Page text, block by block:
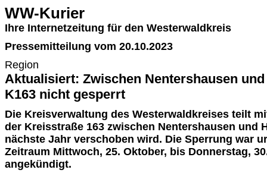
WW-Kurier
Ihre Internetzeitung für den Westerwaldkreis
Pressemitteilung vom 20.10.2023
Region
Aktualisiert: Zwischen Nentershausen
K163 nicht gesperrt
Die Kreisverwaltung des Westerwaldkreises teilt
der Kreisstraße 163 zwischen Nentershausen und
nächste Jahr verschoben wird. Die Sperrung war
Zeitraum Mittwoch, 25. Oktober, bis Donnerstag,
angekündigt.